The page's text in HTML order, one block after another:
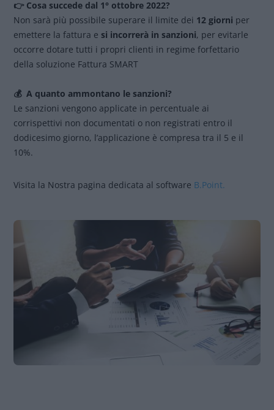
👉Cosa succede dal 1° ottobre 2022?
Non sarà più possibile superare il limite dei 12 giorni per
emettere la fattura e si incorrerà in sanzioni, per evitarle
occorre dotare tutti i propri clienti in regime forfettario
della soluzione Fattura SMART
💰A quanto ammontano le sanzioni?
Le sanzioni vengono applicate in percentuale ai
corrispettivi non documentati o non registrati entro il
dodicesimo giorno, l’applicazione è compresa tra il 5 e il
10%.
Visita la Nostra pagina dedicata al software B.Point.